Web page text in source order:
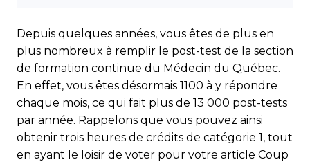
Depuis quelques années, vous êtes de plus en
plus nombreux à remplir le post-test de la section
de formation continue du Médecin du Québec.
En effet, vous êtes désormais 1100 à y répondre
chaque mois, ce qui fait plus de 13 000 post-tests
par année. Rappelons que vous pouvez ainsi
obtenir trois heures de crédits de catégorie 1, tout
en ayant le loisir de voter pour votre article Coup